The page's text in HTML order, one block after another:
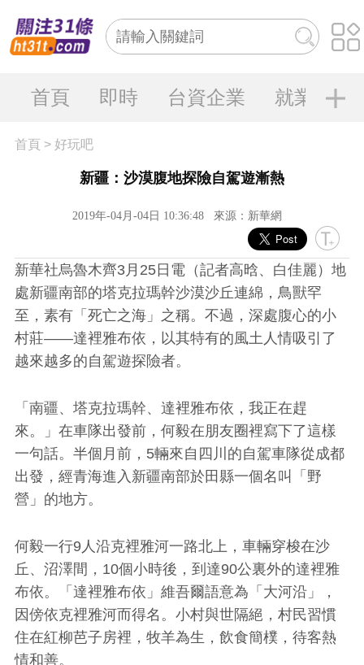
首頁 即時 台資企業 就業大陸
首頁 > 好玩吧
新疆：沙漠腹地探險自駕遊漸熱
2019年-04月-04日 10:36:48 來源：新華網
新華社烏魯木齊3月25日電（記者高晗、白佳麗）地
處新疆南部的塔克拉瑪幹沙漠沙丘連綿，鳥獸罕
至，素有「死亡之海」之稱。不過，深處腹心的小
村莊——達裡雅布依，以其特有的風土人情吸引了
越來越多的自駕遊探險者。
「南疆、塔克拉瑪幹、達裡雅布依，我正在趕
來。」在車隊出發前，何毅在朋友圈裡寫下了這樣
一句話。半個月前，5輛來自四川的自駕車隊從成都
出發，經青海進入新疆南部於田縣一個名叫「野
營」的地方。
何毅一行9人沿克裡雅河一路北上，車輛穿梭在沙
丘、沼澤間，10個小時後，到達90公裏外的達裡雅
布依。「達裡雅布依」維吾爾語意為「大河沿」，
因傍依克裡雅河而得名。小村與世隔絕，村民習慣
住在紅柳芭子房裡，牧羊為生，飲食簡樸，待客熱
情和善。